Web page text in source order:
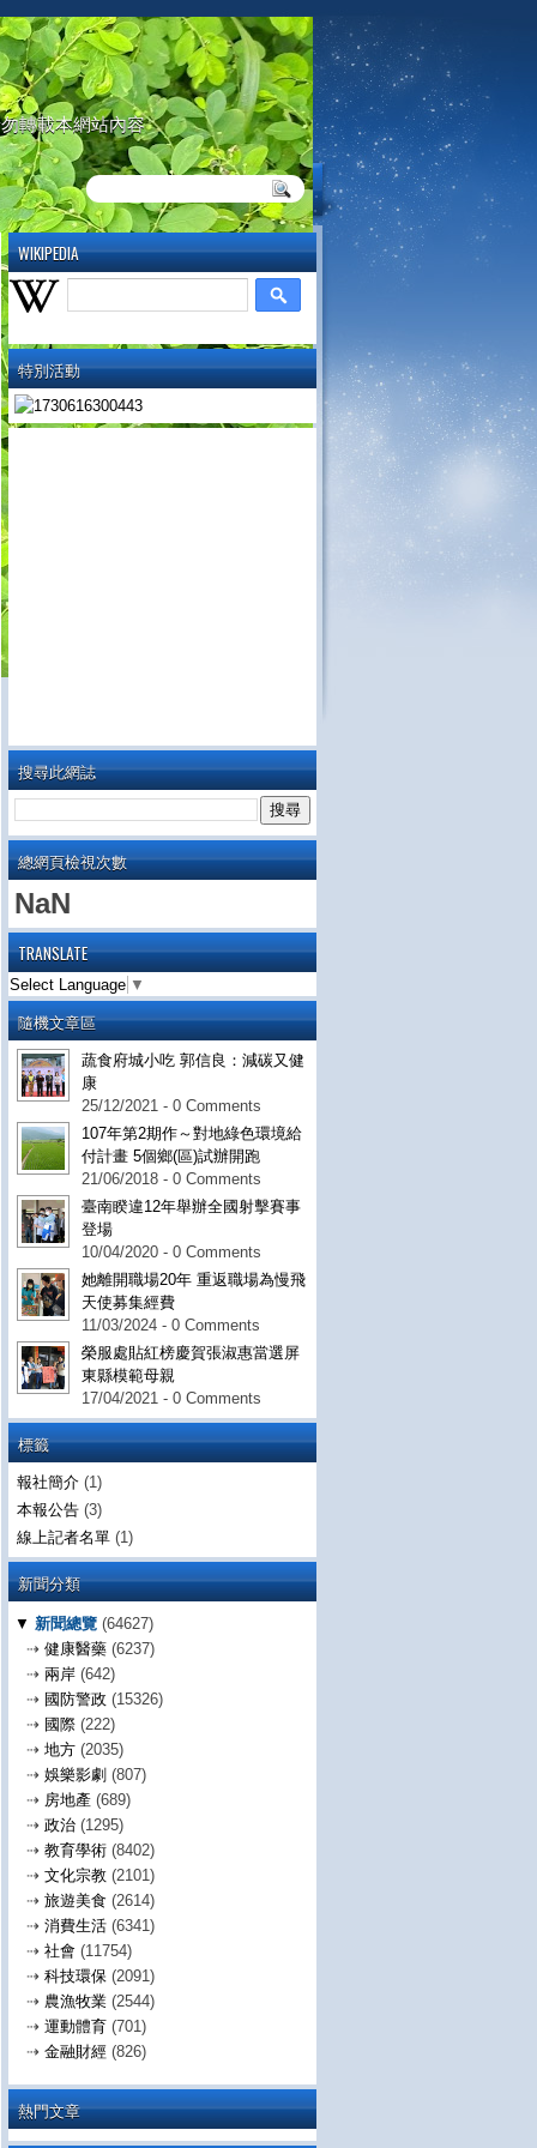
轉載本網站內容
WIKIPEDIA
特別活動
搜尋此網誌
總網頁檢視次數
NaN
TRANSLATE
Select Language ▼
隨機文章區
蔬食府城小吃 郭信良：減碳又健
康
25/12/2021 - 0 Comments
107年第2期作～對地綠色環境給
付計畫 5個鄉(區)試辦開跑
21/06/2018 - 0 Comments
臺南睽違12年舉辦全國射擊賽事
登場
10/04/2020 - 0 Comments
她離開職場20年 重返職場為慢飛
天使募集經費
11/03/2024 - 0 Comments
榮服處貼紅榜慶賀張淑惠當選屏
東縣模範母親
17/04/2021 - 0 Comments
標籤
報社簡介 (1)
本報公告 (3)
線上記者名單 (1)
新聞分類
▼ 新聞總覽 (64627)
⇢ 健康醫藥 (6237)
⇢ 兩岸 (642)
⇢ 國防警政 (15326)
⇢ 國際 (222)
⇢ 地方 (2035)
⇢ 娛樂影劇 (807)
⇢ 房地產 (689)
⇢ 政治 (1295)
⇢ 教育學術 (8402)
⇢ 文化宗教 (2101)
⇢ 旅遊美食 (2614)
⇢ 消費生活 (6341)
⇢ 社會 (11754)
⇢ 科技環保 (2091)
⇢ 農漁牧業 (2544)
⇢ 運動體育 (701)
⇢ 金融財經 (826)
熱門文章